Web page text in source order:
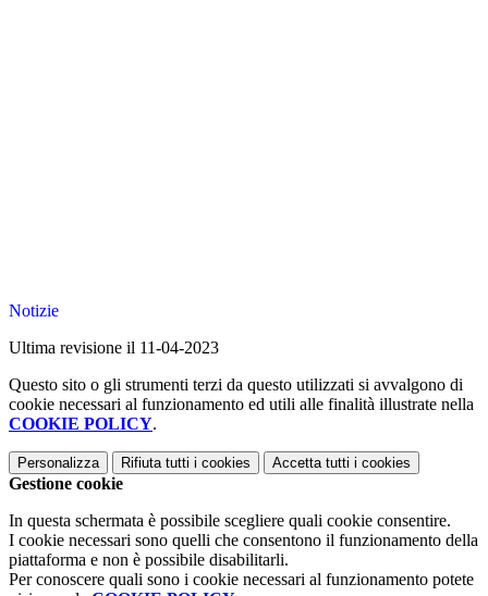
Notizie
Ultima revisione il 11-04-2023
Questo sito o gli strumenti terzi da questo utilizzati si avvalgono di
cookie necessari al funzionamento ed utili alle finalità illustrate nella
COOKIE POLICY.
Personalizza Rifiuta tutti i cookies Accetta tutti i cookies
Gestione cookie
In questa schermata è possibile scegliere quali cookie consentire.
I cookie necessari sono quelli che consentono il funzionamento della
piattaforma e non è possibile disabilitarli.
Per conoscere quali sono i cookie necessari al funzionamento potete